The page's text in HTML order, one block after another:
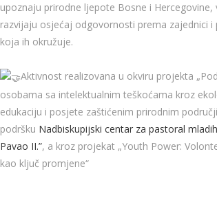
upoznaju prirodne ljepote Bosne i Hercegovine,
razvijaju osjećaj odgovornosti prema zajednici i
koja ih okružuje.
Aktivnost realizovana u okviru projekta
osobama sa intelektualnim teškoćama kroz
edukaciju i posjete zaštićenim prirodnim
podršku Nadbiskupijski centar za pastoral
Pavao II.”, a kroz projekat „Youth Power:
kao ključ promjene“